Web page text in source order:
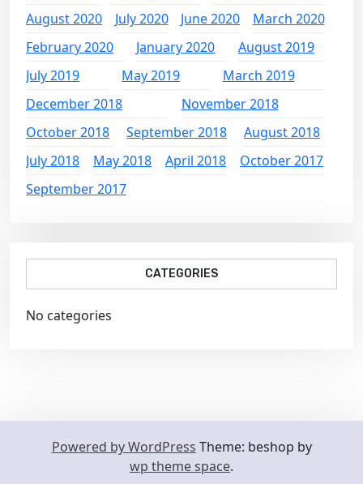
August 2020
July 2020 June 2020
March 2020
February 2020
January 2020
August 2019
July 2019
May 2019
March 2019
December 2018
November 2018
October 2018
September 2018
August 2018
July 2018
May 2018 April 2018
October 2017
September 2017
CATEGORIES
No categories
Powered by WordPress Theme: beshop by
wp theme space.